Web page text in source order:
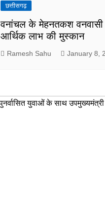
छत्तीसगढ़
वनांचल के मेहनतकश
आर्थिक लाभ की मुस्कान
Ramesh Sahu January 8,